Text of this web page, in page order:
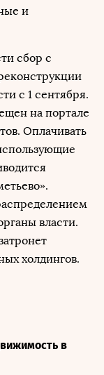
и
сбор с
с 1 сентября.
на портале
Оплачивать
власти.
холдингов.
в